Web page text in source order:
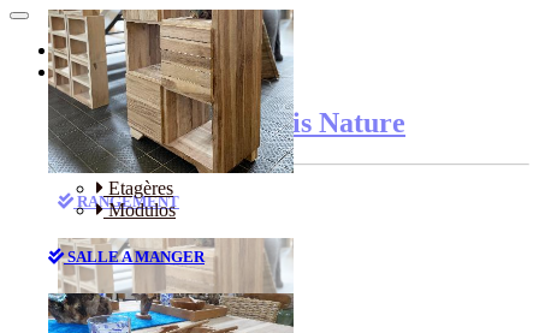
Etagères
Modulos
SALLE A MANGER
Accueil
Catalogue
Le catalogue de Bois Nature
RANGEMENT